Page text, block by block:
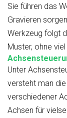
Sie führen das
Gravieren
Werkzeug folgt
Muster, ohne
Unter
versteht man
verschiedener
Achsen für